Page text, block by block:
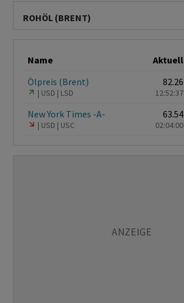
ROHÖL (BRENT)
Name Aktuell
Ölpreis (Brent)
USD LSD
82.26
12:52:37
New York Times -A-
USD USC
63.54
02:04:00